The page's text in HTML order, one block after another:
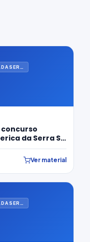
da Serra SP
Ams
Ver material